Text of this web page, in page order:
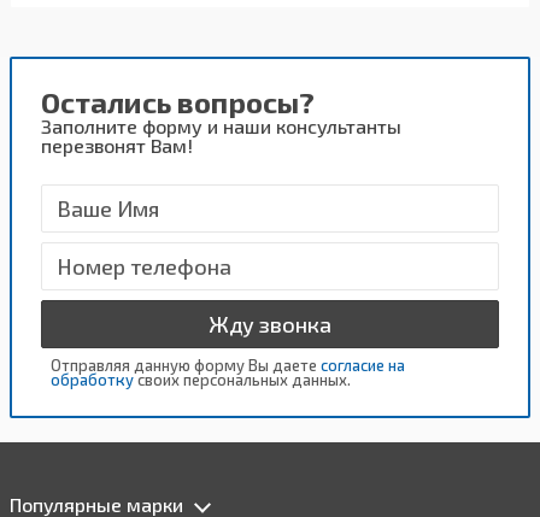
Остались вопросы?
Заполните форму и наши консультанты
перезвонят Вам!
Жду звонка
Отправляя данную форму Вы даете согласие на
обработкусвоих персональных данных.
Популярные марки